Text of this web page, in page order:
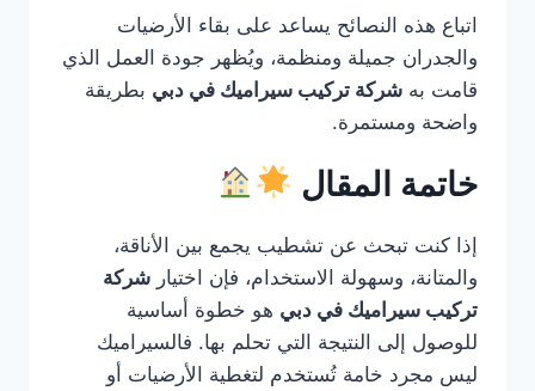
اتباع هذه النصائح يساعد على بقاء الأرضيات
والجدران جميلة ومنظمة، ويُظهر جودة العمل الذي
قامت به شركة تركيب سيراميك في دبي بطريقة
واضحة ومستمرة.
خاتمة المقال
إذا كنت تبحث عن تشطيب يجمع بين الأناقة،
والمتانة، وسهولة الاستخدام، فإن اختيار شركة
تركيب سيراميك في دبي هو خطوة أساسية
للوصول إلى النتيجة التي تحلم بها. فالسيراميك
ليس مجرد خامة تُستخدم لتغطية الأرضيات أو